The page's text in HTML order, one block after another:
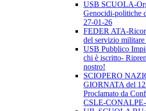
USB SCUOLA-
Genocidi-politiche
27-01-26
FEDER ATA-
del servizio
USB Pubblico
chi è iscritto-
nostro!
SCIOPERO
GIORNATA del
Proclamato da
CSLE-